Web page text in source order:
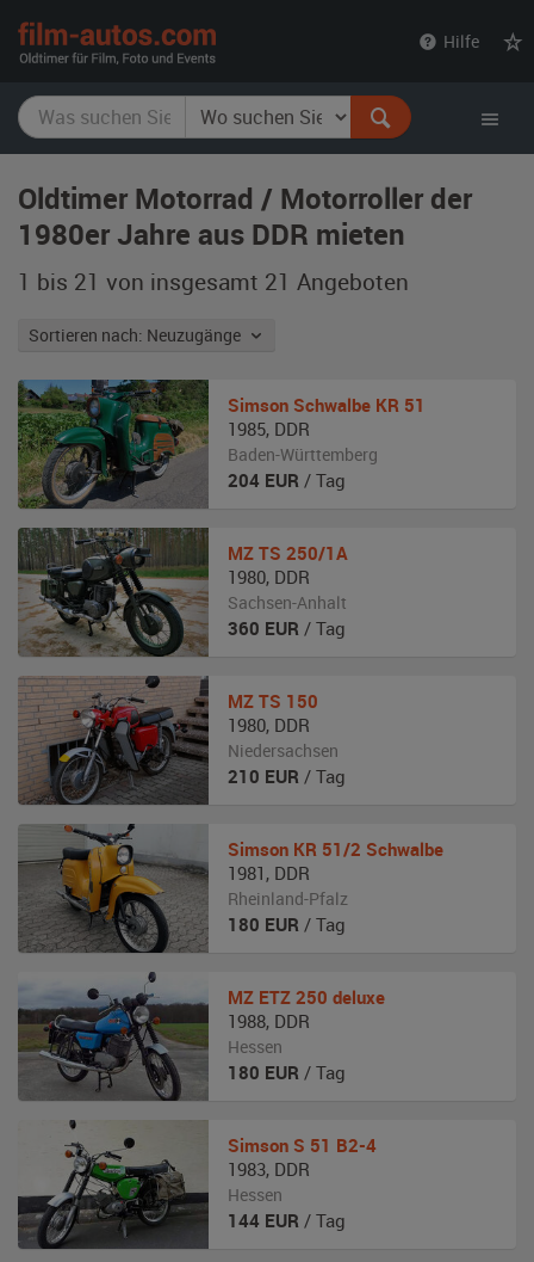
Hilfe
Oldtimer Motorrad / Motorroller der
1980er Jahre aus DDR mieten
1 bis 21 von insgesamt 21 Angeboten
Sortieren nach: Neuzugänge
Simson Schwalbe KR 51
1985, DDR
Baden-Württemberg
204 EUR / Tag
MZ TS 250/1A
1980, DDR
Sachsen-Anhalt
360 EUR / Tag
MZ TS 150
1980, DDR
Niedersachsen
210 EUR / Tag
Simson KR 51/2 Schwalbe
1981 , DDR
Rheinland-Pfalz
180 EUR / Tag
MZ ETZ 250 deluxe
1988, DDR
Hessen
180 EUR / Tag
Simson S 51 B2-4
1983, DDR
Hessen
144 EUR / Tag